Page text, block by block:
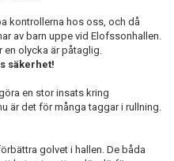
kontrollerna hos oss, och då
av barn uppe vid Elofssonhallen.
en olycka är påtaglig.
säkerhet!
en stor insats kring
är det för många taggar i rullning.
golvet i hallen. De båda